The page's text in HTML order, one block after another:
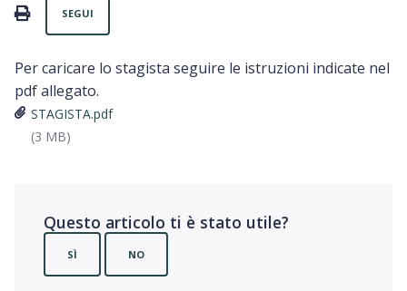
PRINT
SEGUI
Per caricare lo stagista seguire le istruzioni indicate nel
pdf allegato.
STAGISTA.pdf
(3 MB)
Questo articolo ti è stato utile?
SÌ NO